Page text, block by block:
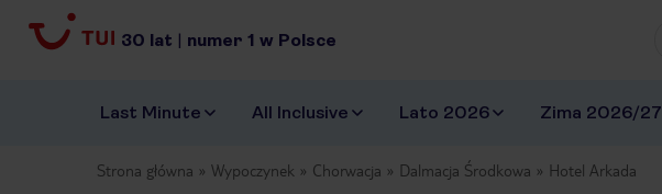
30 lat | numer 1 w Polsce
Last Minute All Inclusive Lato 2026 Zima 2026/27
Strona główna Wypoczynek Chorwacja Dalmacja Środkowa Hotel Arkada